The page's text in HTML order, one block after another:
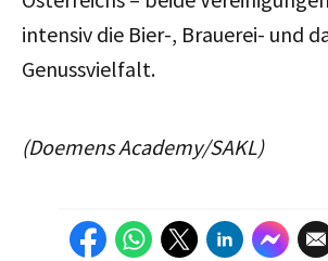
intensiv die Bier-, Brauerei- und
Genussvielfalt.
(Doemens Academy/SAKL)